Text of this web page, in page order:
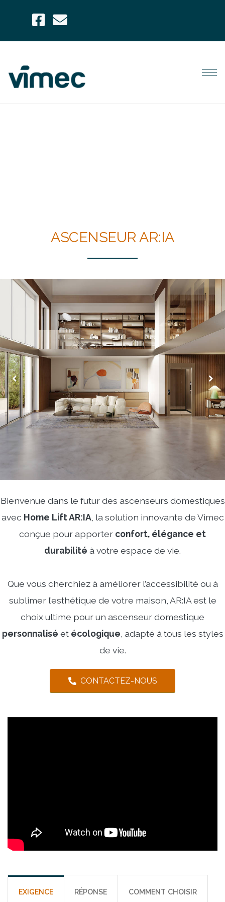
ASCENSEUR AR:IA
Bienvenue dans le futur des ascenseurs domestiques
avec Home Lift AR:IA, la solution innovante de Vimec
conçue pour apporter confort, élégance et
durabilité à votre espace de vie.
Que vous cherchiez à améliorer l’accessibilité ou à
sublimer l’esthétique de votre maison, AR:IA est le
choix ultime pour un ascenseur domestique
personnalisé et écologique , adapté à tous les styles
de vie.
CONTACTEZ-NOUS
EXIGENCE RÉPONSE COMMENT CHOISIR